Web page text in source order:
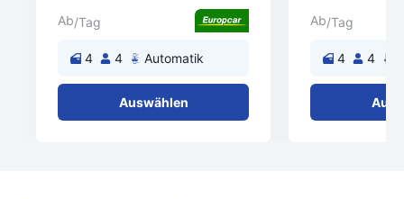
Ab/Tag
4 4 Automatik
Auswählen
Ab/Tag
4 4